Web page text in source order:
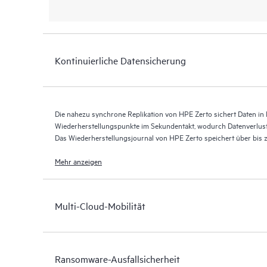
Kontinuierliche Datensicherung
Die nahezu synchrone Replikation von HPE Zerto sichert Daten
Wiederherstellungspunkte im Sekundentakt, wodurch
Das Wiederherstellungsjournal von HPE Zerto speichert über bis
Mehr anzeigen
Multi-Cloud-Mobilität
Ransomware-Ausfallsicherheit